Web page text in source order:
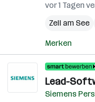
vor 1 Tagen
Zell am See
Merken
Lead-
Siemens